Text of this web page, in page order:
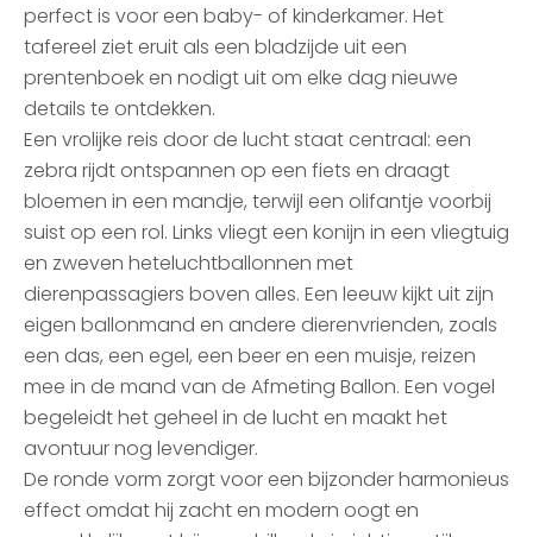
perfect is voor een baby- of kinderkamer. Het
tafereel ziet eruit als een bladzijde uit een
prentenboek en nodigt uit om elke dag nieuwe
details te ontdekken.
Een vrolijke reis door de lucht staat centraal: een
zebra rijdt ontspannen op een fiets en draagt
bloemen in een mandje, terwijl een olifantje voorbij
suist op een rol. Links vliegt een konijn in een vliegtuig
en zweven heteluchtballonnen met
dierenpassagiers boven alles. Een leeuw kijkt uit zijn
eigen ballonmand en andere dierenvrienden, zoals
een das, een egel, een beer en een muisje, reizen
mee in de mand van de Afmeting Ballon. Een vogel
begeleidt het geheel in de lucht en maakt het
avontuur nog levendiger.
De ronde vorm zorgt voor een bijzonder harmonieus
effect omdat hij zacht en modern oogt en